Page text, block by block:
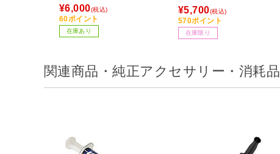
¥6,000(税込)
60ポイント
在庫あり
¥5,700(税込)
570ポイント
在庫限り
関連商品・純正アクセサリー・消耗品